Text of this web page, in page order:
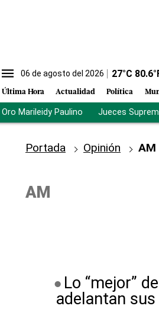
06 de agosto del 2026 27°C 80.6
Última Hora Actualidad Política
Oro Marileidy Paulino Jueces
Portada Opinión AM
AM
Lo “mejor”
adelantan